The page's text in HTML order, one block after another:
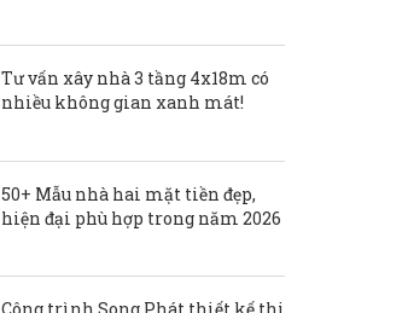
Tư vấn xây nhà 3 tầng 4x18m có
nhiều không gian xanh mát!
50+ Mẫu nhà hai mặt tiền đẹp,
hiện đại phù hợp trong năm 2026